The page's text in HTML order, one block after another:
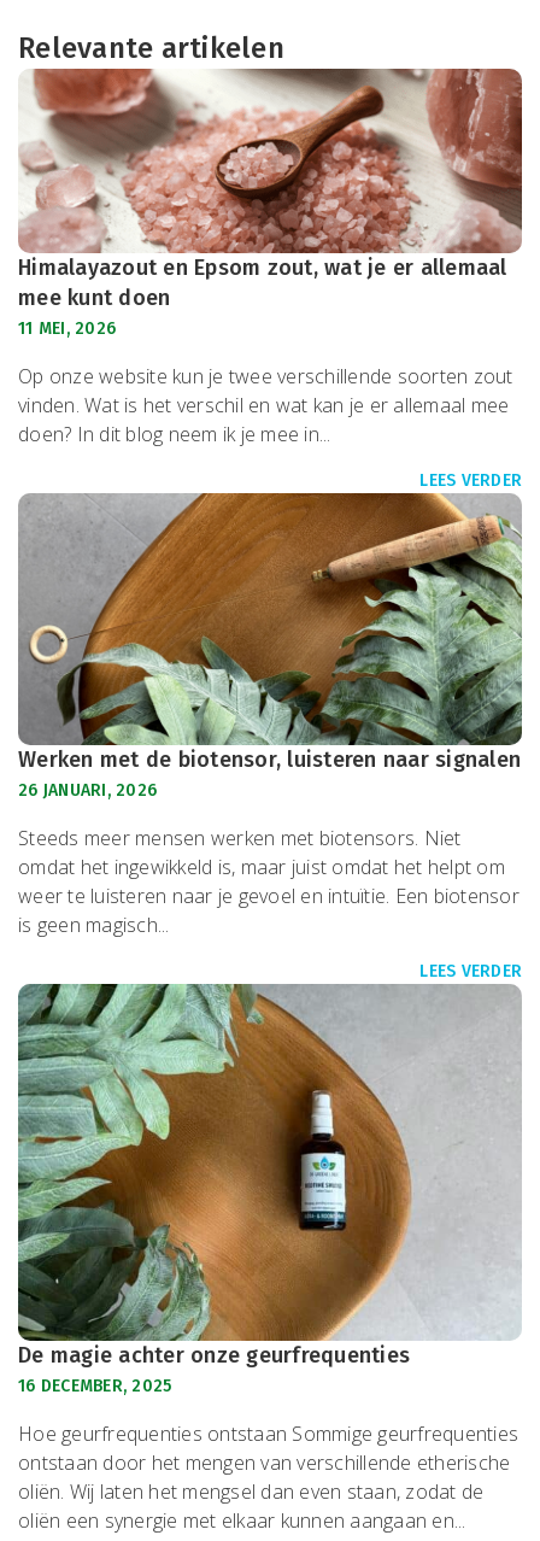
Relevante artikelen
Himalayazout en Epsom zout, wat je er allemaal
mee kunt doen
11 MEI, 2026
Op onze website kun je twee verschillende soorten zout
vinden. Wat is het verschil en wat kan je er allemaal mee
doen? In dit blog neem ik je mee in...
LEES VERDER
Werken met de biotensor, luisteren naar signalen
26 JANUARI, 2026
Steeds meer mensen werken met biotensors. Niet
omdat het ingewikkeld is, maar juist omdat het helpt om
weer te luisteren naar je gevoel en intuïtie. Een biotensor
is geen magisch...
LEES VERDER
De magie achter onze geurfrequenties
16 DECEMBER, 2025
Hoe geurfrequenties ontstaan Sommige geurfrequenties
ontstaan door het mengen van verschillende etherische
oliën. Wij laten het mengsel dan even staan, zodat de
oliën een synergie met elkaar kunnen aangaan en...